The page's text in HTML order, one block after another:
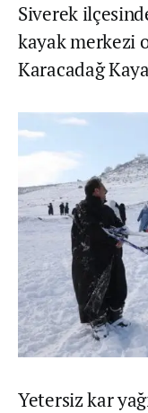
Siverek
kayak merkezi
Karacadağ
Yetersiz kar